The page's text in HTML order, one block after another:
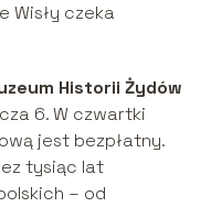
Wisły czeka
Historii Żydów
6. W czwartki
jest bezpłatny.
tysiąc lat
– od